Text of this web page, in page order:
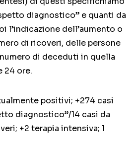
diagnostico” e quanti da
l’indicazione dell’aumento o
di ricoveri, delle persone
di deceduti in quella
24 ore.
positivi; +274 casi
diagnostico”/14 casi da
+2 terapia intensiva; 1